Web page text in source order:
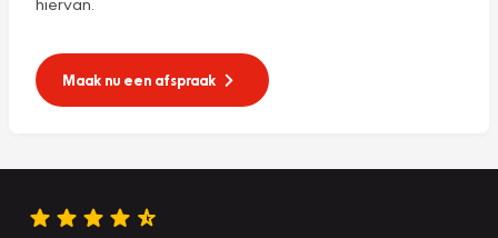
Maak nu een afspraak